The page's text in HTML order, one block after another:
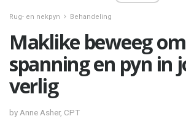
Rug- en nekpyn Behandeling
Maklike beweeg om
spanning en pyn in
verlig
by Anne Asher, CPT